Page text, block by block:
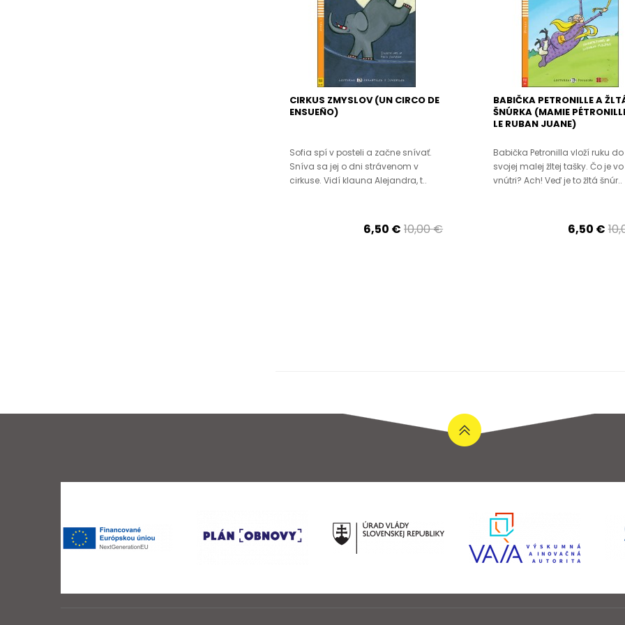
CIRKUS ZMYSLOV (UN CIRCO DE
ENSUEÑO)
Sofia spí v posteli a začne snívať.
Sníva sa jej o dni strávenom v
cirkuse. Vidí klauna Alejandra, t..
6,50 € 10,00 €
BABIČKA PETRONILLE A
ŠNÚRKA (MAMIE
LE RUBAN JUANE)
Babička Petronilla vloží ruku do
svojej malej žltej tašky. Čo je vo
vnútri? Ach! Veď je to žltá šnúr..
6,50 €